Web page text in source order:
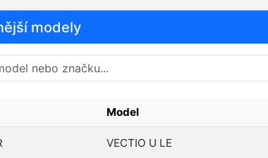
modely
Model
VECTIO U LE